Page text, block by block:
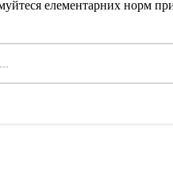
елементарних норм